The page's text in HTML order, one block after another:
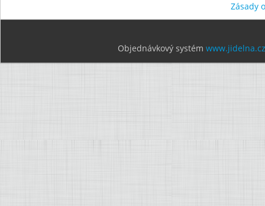
Zásady
Objednávkový systém www.jidelna.cz